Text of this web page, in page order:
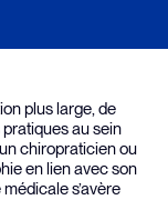
plus large, de
au sein
chiropraticien ou
en lien avec son
s’avère